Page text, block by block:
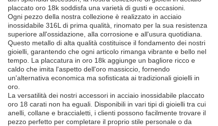
placcato oro 18k soddisfa una varietà di gusti e occasioni.
Ogni pezzo della nostra collezione è realizzato in acciaio
inossidabile 316L di prima qualità, rinomato per la sua resistenza
superiore all'ossidazione, alla corrosione e all'usura quotidiana.
Questo metallo di alta qualità costituisce il fondamento dei nostri
gioielli, garantendo che ogni articolo rimanga vibrante e bello nel
tempo. La placcatura in oro 18k aggiunge un bagliore ricco e
caldo che imita l'aspetto dell'oro massiccio, fornendo
un'alternativa economica ma sofisticata ai tradizionali gioielli in
oro.
La versatilità dei nostri accessori in acciaio inossidabile placcato
oro 18 carati non ha eguali. Disponibili in vari tipi di gioielli tra cui
anelli, collane e braccialetti, i clienti possono facilmente trovare il
pezzo perfetto per completare il proprio stile personale o da